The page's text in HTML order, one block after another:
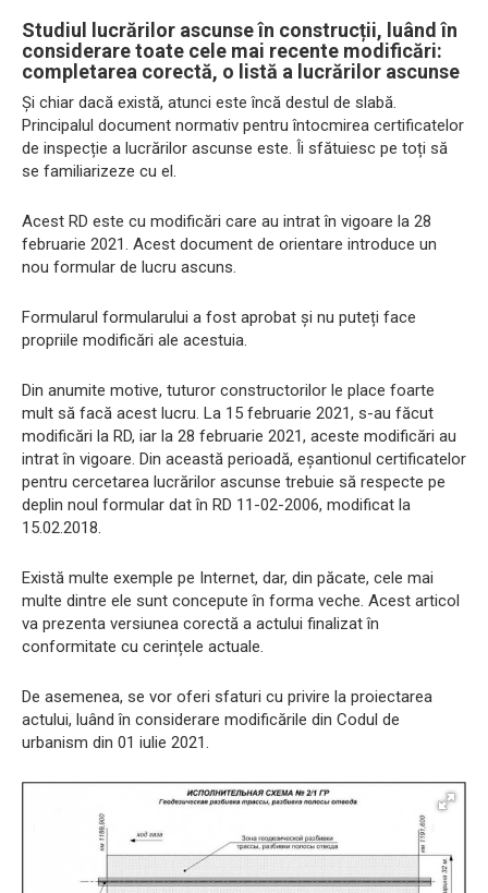
Studiul lucrărilor ascunse în construcții, luând în
considerare toate cele mai recente modificări:
completarea corectă, o listă a lucrărilor ascunse
Și chiar dacă există, atunci este încă destul de slabă.
Principalul document normativ pentru întocmirea certificatelor
de inspecție a lucrărilor ascunse este. Îi sfătuiesc pe toți să
se familiarizeze cu el.
Acest RD este cu modificări care au intrat în vigoare la 28
februarie 2021. Acest document de orientare introduce un
nou formular de lucru ascuns.
Formularul formularului a fost aprobat și nu puteți face
propriile modificări ale acestuia.
Din anumite motive, tuturor constructorilor le place foarte
mult să facă acest lucru. La 15 februarie 2021, s-au făcut
modificări la RD, iar la 28 februarie 2021, aceste modificări au
intrat în vigoare. Din această perioadă, eșantionul certificatelor
pentru cercetarea lucrărilor ascunse trebuie să respecte pe
deplin noul formular dat în RD 11-02-2006, modificat la
15.02.2018.
Există multe exemple pe Internet, dar, din păcate, cele mai
multe dintre ele sunt concepute în forma veche. Acest articol
va prezenta versiunea corectă a actului finalizat în
conformitate cu cerințele actuale.
De asemenea, se vor oferi sfaturi cu privire la proiectarea
actului, luând în considerare modificările din Codul de
urbanism din 01 iulie 2021.